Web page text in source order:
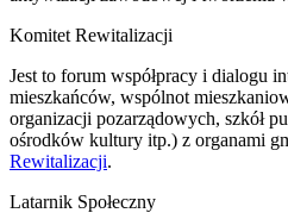
Komitet Rewitalizacji
Jest to forum współpracy i dialogu
mieszkańców, wspólnot
organizacji pozarządowych, szkół
ośrodków kultury itp.) z organami
Rewitalizacji.
Latarnik Społeczny